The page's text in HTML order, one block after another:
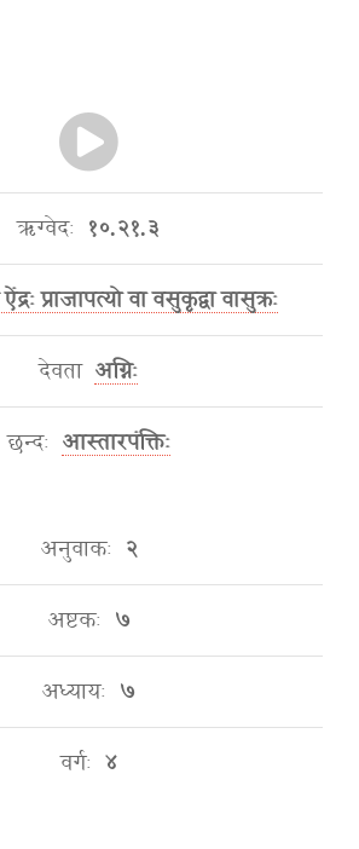
ऋग्वेदः १०.२१.३
प्राजापत्यो वा वसुकृद्वा वासुक्रः
देवता अग्निः
छन्दः आस्तारपंक्तिः
अनुवाकः २
अष्टकः ७
अध्यायः ७
वर्गः ४